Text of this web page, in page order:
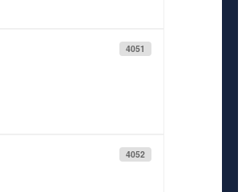
4051
4052